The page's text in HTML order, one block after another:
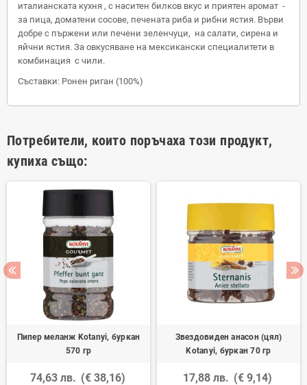
италианската кухня , с наситен билков вкус и приятен аромат -
за пица, доматени сосове, печената риба и рибни ястия. Върви
добре с пържени или печени зеленчуци, на салати, сирена и
яйчни ястия. За овкусяване на мексикански специалитети в
комбинация с чили.
Съставки: Ронен риган (100%)
Потребители, които поръчаха този продукт,
купиха също:
Пипер меланж Kotanyi, буркан
570 гр
74,63 лв. (€ 38,16)
Звездовиден анасон (цял)
Kotanyi, буркан 70 гр
17,88 лв. (€ 9,14)